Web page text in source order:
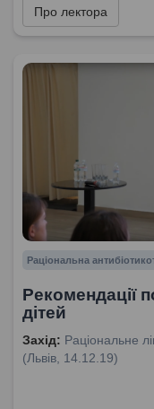
Про лектора
Раціональна
Рекомендації
дітей
Захід: Раціональне
(Львів, 14.12.19)